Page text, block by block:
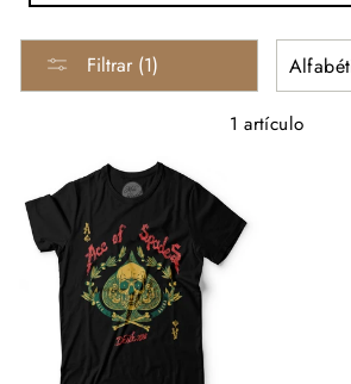
Filtrar (1)
1 artículo